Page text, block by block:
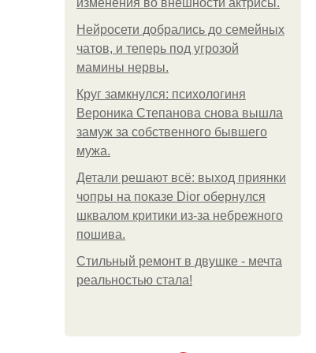
изменения во внешности актрисы.
Нейросети добрались до семейных
чатов, и теперь под угрозой
мамины нервы.
Круг замкнулся: психологиня
Вероника Степанова снова вышла
замуж за собственного бывшего
мужа.
Детали решают всё: выход приянки
чопры на показе Dior обернулся
шквалом критики из-за небрежного
пошива.
Стильный ремонт в двушке - мечта
реальностью стала!